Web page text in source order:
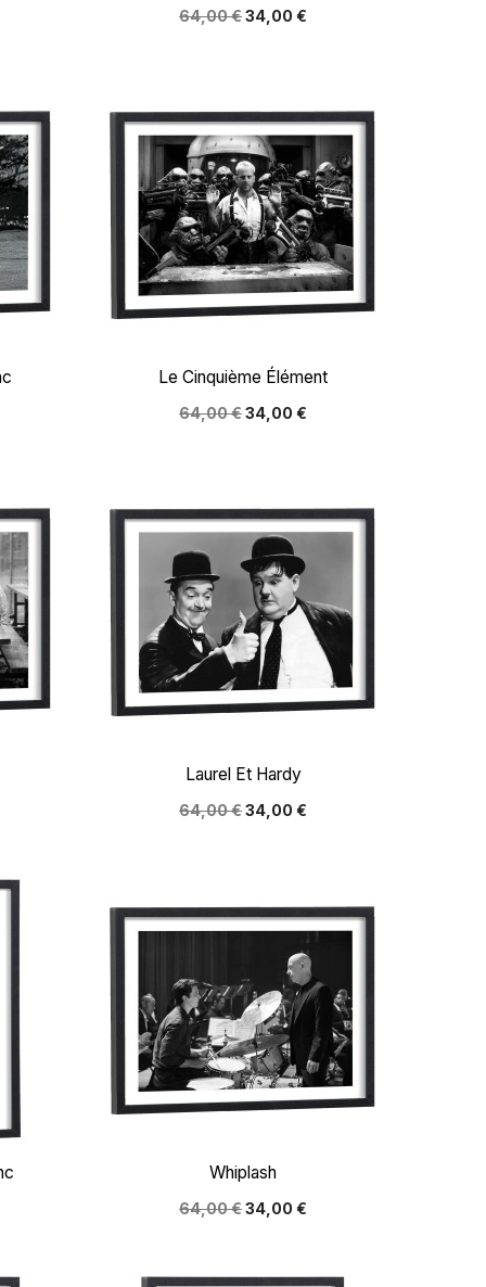
64,00 €34,00 €
Aperçu rapide
Le Cinquième Élément
64,00 €34,00 €
Aperçu rapide
Laurel Et Hardy
64,00 €34,00 €
Aperçu rapide
Whiplash
64,00 €34,00 €